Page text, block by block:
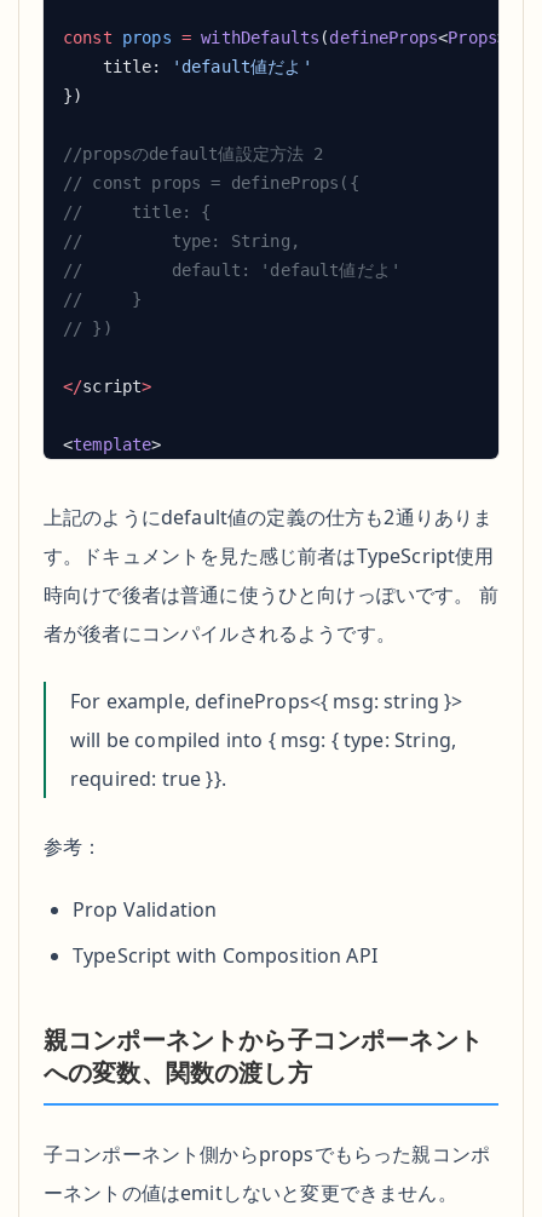
const props = withDefaults (defineProps<Props
    title:
</script
<template
    </
div
    <
div
>
</ template
上記のようにdefault値の定義の仕方も2通りありま
す。ドキュメントを見た感じ前者はTypeScript使用
時向けで後者は普通に使うひと向けっぽいです。 前
者が後者にコンパイルされるようです。
For example, defineProps<{ msg: string }>
will be compiled into { msg: { type: String,
required: true }}.
参考：
Prop Validation
TypeScript with Composition API
親コンポーネントから子コンポーネント
への変数、関数の渡し方
子コンポーネント側からpropsでもらった親コンポ
ーネントの値はemitしないと変更できません。